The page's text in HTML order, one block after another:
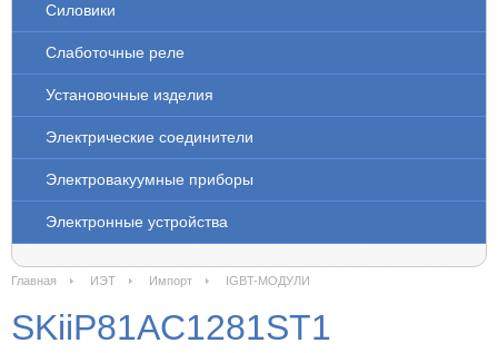
Силовики
Слаботочные реле
Установочные изделия
Электрические соединители
Электровакуумные приборы
Электронные устройства
Главная ИЭТ Импорт IGBT-МОДУЛИ
SKiiP81AC1281ST1